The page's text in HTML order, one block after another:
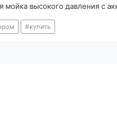
высокого давления с
купить